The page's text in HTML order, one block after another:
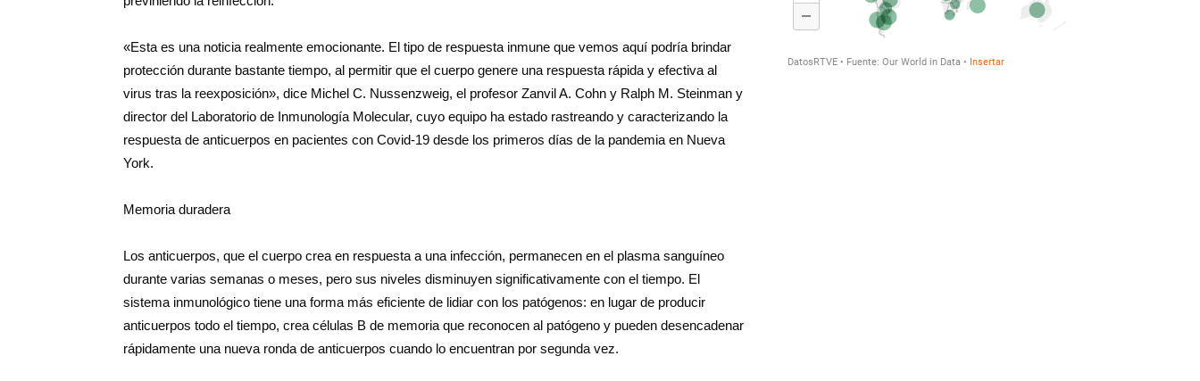
«Esta es una noticia realmente emocionante. El tipo de respuesta inmune que vemos aquí podría brindar
protección durante bastante tiempo, al permitir que el cuerpo genere una respuesta rápida y efectiva al
virus tras la reexposición», dice Michel C. Nussenzweig, el profesor Zanvil A. Cohn y Ralph M. Steinman y
director del Laboratorio de Inmunología Molecular, cuyo equipo ha estado rastreando y caracterizando la
respuesta de anticuerpos en pacientes con Covid-19 desde los primeros días de la pandemia en Nueva
York.
Memoria duradera
Los anticuerpos, que el cuerpo crea en respuesta a una infección, permanecen en el plasma sanguíneo
durante varias semanas o meses, pero sus niveles disminuyen significativamente con el tiempo. El
sistema inmunológico tiene una forma más eficiente de lidiar con los patógenos: en lugar de producir
anticuerpos todo el tiempo, crea células B de memoria que reconocen al patógeno y pueden desencadenar
rápidamente una nueva ronda de anticuerpos cuando lo encuentran por segunda vez.